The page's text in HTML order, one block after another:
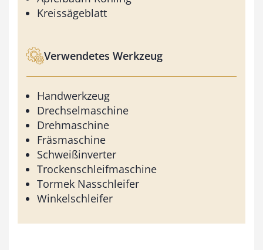
Kreissägeblatt
Verwendetes Werkzeug
Handwerkzeug
Drechselmaschine
Drehmaschine
Fräsmaschine
Schweißinverter
Trockenschleifmaschine
Tormek Nasschleifer
Winkelschleifer